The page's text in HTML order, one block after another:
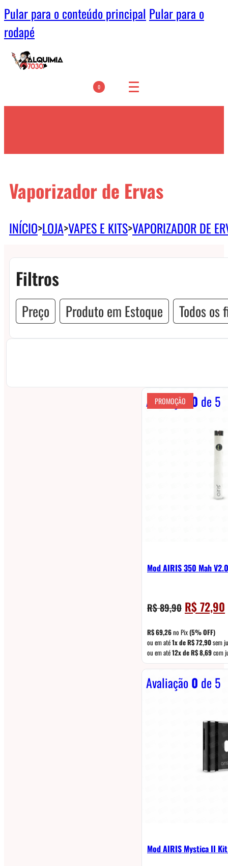
Pular para o conteúdo principal Pular para o
rodapé
0
Vaporizador de Ervas
INÍCIO>LOJA>VAPES E KITS>VAPORIZADOR DE
Filtros
Preço Produto em Estoque Todos os
Avaliação 0 de 5
PROMOÇÃO
Mod AIRIS 350 Mah
R$89,90 O
preço
original
era:
R$ 89,90.
R$72,90
R$69,26no Pix(5% OFF)
ou em até1x deR$72,90sem
ou em até12x deR$8,69com
Avaliação0 de 5
Mod AIRIS Mystica II